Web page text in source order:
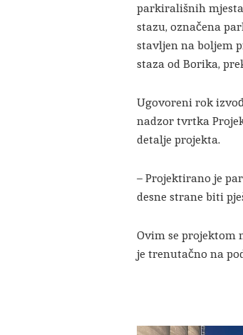
parkirališnih
stazu, označena
stavljen na boljem
staza od Borika,
Ugovoreni rok
nadzor tvrtka
detalje projekta.
– Projektirano je
desne strane biti
Ovim se
je trenutačno na